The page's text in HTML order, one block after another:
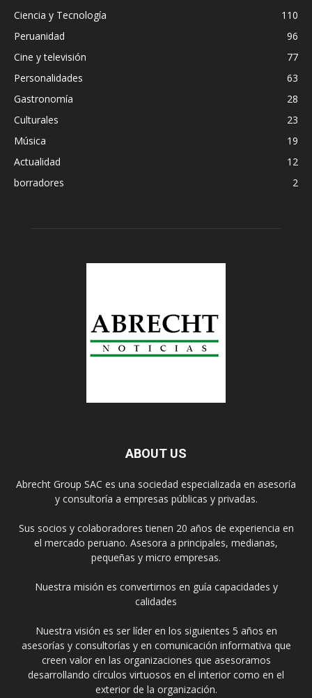
Ciencia y Tecnología
110
Peruanidad
96
Cine y televisión
77
Personalidades
63
Gastronomía
28
Culturales
23
Música
19
Actualidad
12
borradores
2
ABOUT US
Abrecht Group SAC es una sociedad especializada en asesoría
y consultoría a empresas públicas y privadas.
Sus socios y colaboradores tienen 20 años de experiencia en
el mercado peruano. Asesora a principales, medianas,
pequeñas y micro empresas.
Nuestra misión es convertirnos en guía capacidades y
calidades
Nuestra visión es ser líder en los siguientes 5 años en
asesorías y consultorías y en comunicación informativa que
creen valor en las organizaciones que asesoramos
desarrollando círculos virtuosos en el interior como en el
exterior de la organización.